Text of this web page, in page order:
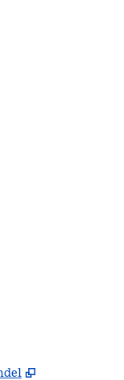
,